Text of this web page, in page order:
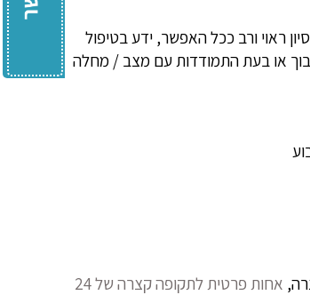
ראוי ורב ככל האפשר, ידע בטיפול
סבוך או בעת התמודדות עם מצב / מחלה
אחות פרטית לתקופה קצרה של 24